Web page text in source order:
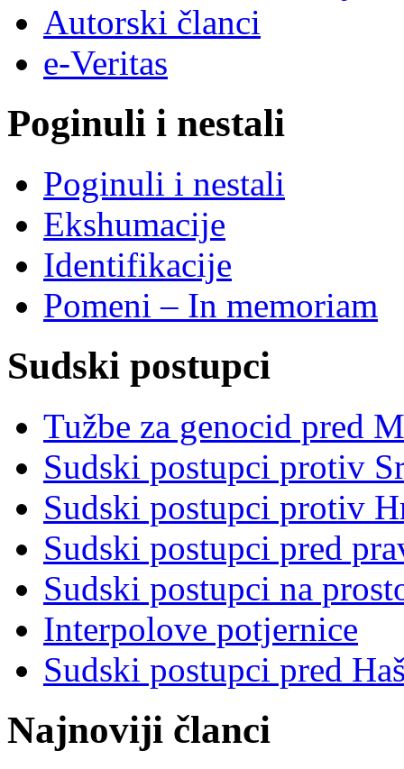
Autorski članci
e-Veritas
Poginuli i nestali
Poginuli i nestali
Ekshumacije
Identifikacije
Pomeni – In memoriam
Sudski postupci
Tužbe za genocid pred
Sudski postupci protiv
Sudski postupci protiv
Sudski postupci pred
Sudski postupci na
Interpolove potjernice
Sudski postupci pred
Najnoviji članci